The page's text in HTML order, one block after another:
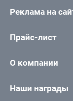
Реклама на
Прайс-лист
О компании
Наши награды